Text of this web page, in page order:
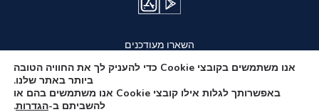
השארו מעודכנים
אנו משתמשים בקובצי Cookie כדי להעניק לך את החוויה הטובה
ביותר באתר שלנו.
באפשרותך לגלות אילו קובצי Cookie אנו משתמשים בהם או
להשביתם ב-הגדרות.